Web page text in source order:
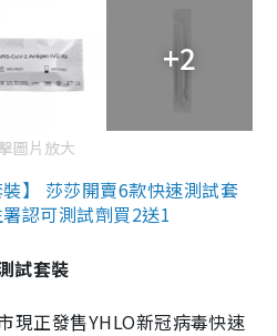
+2
圖片放大
】 莎莎開賣6款快速測試套
認可測試劑買2送1
試套裝
現正發售YHLO新冠病毒快速